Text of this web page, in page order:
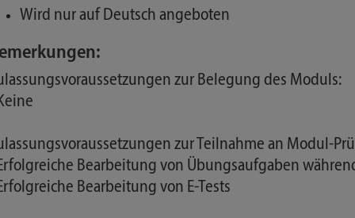
Wird nur auf Deutsch angeboten
zur Belegung des Moduls:
zur Teilnahme an Modul-
Bearbeitung von Übungsaufgaben
Bearbeitung von E-Tests